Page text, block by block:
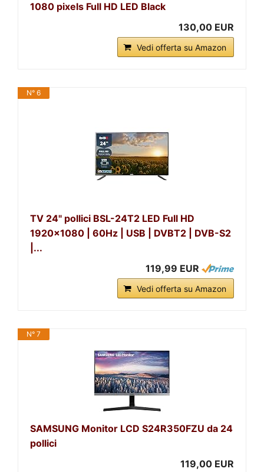
1080 pixels Full HD LED Black
130,00 EUR
Vedi offerta su Amazon
N° 6
TV 24" pollici BSL-24T2 LED Full HD
1920x1080 | 60Hz | USB | DVBT2 | DVB-S2
|...
119,99 EUR
Vedi offerta su Amazon
N° 7
SAMSUNG Monitor LCD S24R350FZU da 24
pollici
119,00 EUR